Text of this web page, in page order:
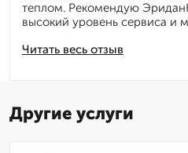
Читать весь отзыв
теплом. Рекомендую
высокий уровень сервиса и
Другие услуги